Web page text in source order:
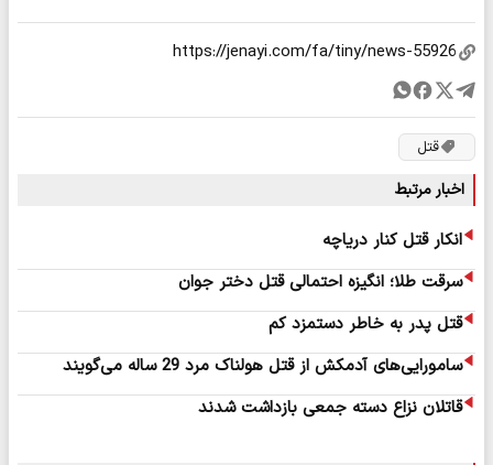
قتل
اخبار مرتبط
انکار قتل کنار دریاچه
سرقت طلا؛ انگیزه احتمالی قتل دختر جوان
قتل پدر به خاطر دستمزد کم
سامورایی‌های آدمکش از قتل هولناک مرد 29 ساله می‌گویند
قاتلان نزاع دسته جمعی بازداشت شدند